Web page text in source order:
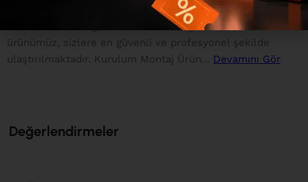
takılma özelliğine sahiptir. Paketleme Sistemi Uluslararası
standartlarda dolgu malzemeleri ile paketlenen
ürünümüz, sizlere en güvenli ve profesyonel şekilde
ulaştırılmaktadır. Kurulum Montaj Ürün...
Devamını Gör
Değerlendirmeler